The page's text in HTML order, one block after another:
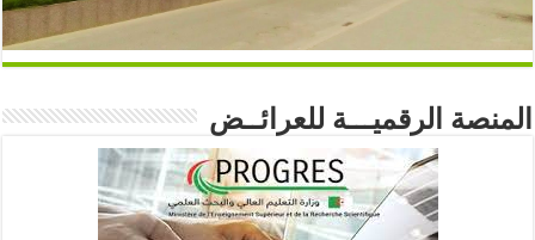
المنصة الرقميـــة للعرائــض